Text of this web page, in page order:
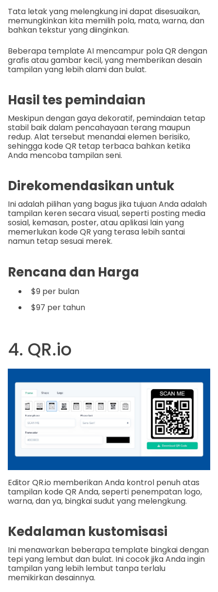
Tata letak yang melengkung ini dapat disesuaikan,
memungkinkan kita memilih pola, mata, warna, dan
bahkan tekstur yang diinginkan.
Beberapa template AI mencampur pola QR dengan
grafis atau gambar kecil, yang memberikan desain
tampilan yang lebih alami dan bulat.
Hasil tes pemindaian
Meskipun dengan gaya dekoratif, pemindaian tetap
stabil baik dalam pencahayaan terang maupun
redup. Alat tersebut menandai elemen berisiko,
sehingga kode QR tetap terbaca bahkan ketika
Anda mencoba tampilan seni.
Direkomendasikan untuk
Ini adalah pilihan yang bagus jika tujuan Anda adalah
tampilan keren secara visual, seperti posting media
sosial, kemasan, poster, atau aplikasi lain yang
memerlukan kode QR yang terasa lebih santai
namun tetap sesuai merek.
Rencana dan Harga
$9 per bulan
$97 per tahun
4. QR.io
Editor QR.io memberikan Anda kontrol penuh atas
tampilan kode QR Anda, seperti penempatan logo,
warna, dan ya, bingkai sudut yang melengkung.
Kedalaman kustomisasi
Ini menawarkan beberapa template bingkai dengan
tepi yang lembut dan bulat. Ini cocok jika Anda ingin
tampilan yang lebih lembut tanpa terlalu
memikirkan desainnya.